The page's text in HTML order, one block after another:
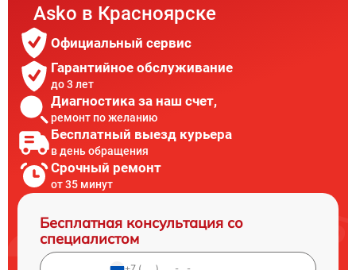
Asko в Красноярске
Официальный сервис
Гарантийное обслуживание
до 3 лет
Диагностика за наш счет,
ремонт по желанию
Бесплатный выезд курьера
в день обращения
Срочный ремонт
от 35 минут
Бесплатная консультация со
специалистом